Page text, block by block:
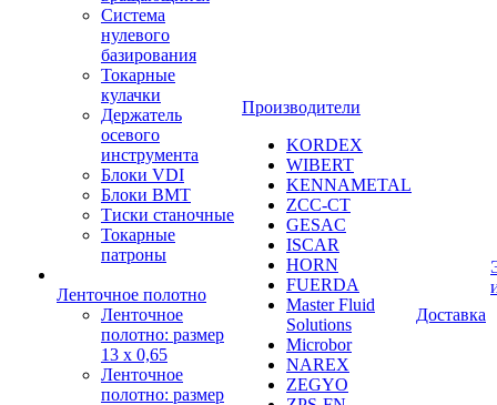
Система
нулевого
базирования
Токарные
кулачки
Держатель
осевого
инструмента
Блоки VDI
Блоки BMT
Тиски станочные
Токарные
патроны
Ленточное полотно
Ленточное
полотно: размер
13 х 0,65
Ленточное
полотно: размер
Производители
KORDEX
WIBERT
KENNAMETAL
ZCC-CT
GESAC
ISCAR
HORN
FUERDA
Master Fluid
Solutions
Microbor
NAREX
ZEGYO
Доставка